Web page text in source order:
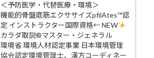
＜予防医学・代替医療・環境＞
機能的骨盤底筋エクササイズpfilAtes™認
定 インストラクター国際資格← NEW
カラダ取説®マスター・ジェネラル
環境省 環境人材認定事業 日本環境管理
協会認定環境管理士、漢方コーディネー